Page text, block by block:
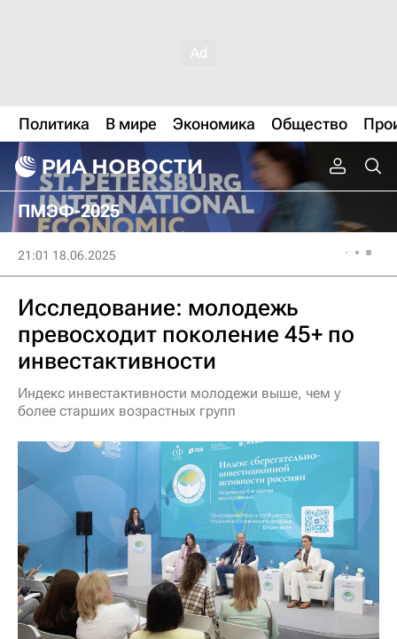
Политика В мире Экономика Общество
ПМЭФ-2025
21:01 18.06.2025
Исследование: молодежь
превосходит поколение 45+ по
инвестактивности
Индекс инвестактивности молодежи выше, чем у
более старших возрастных групп